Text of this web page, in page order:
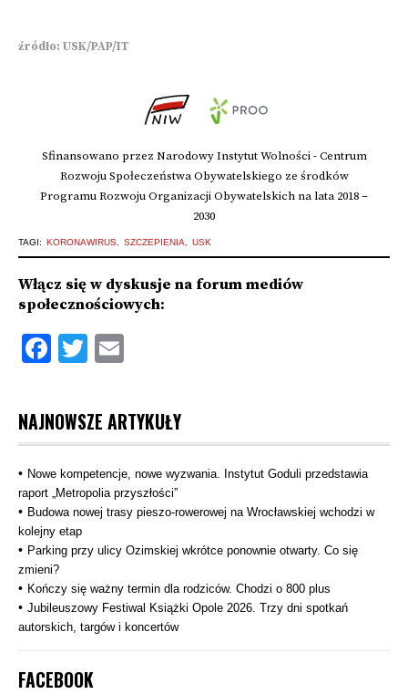
źródło: USK/PAP/IT
Sfinansowano przez Narodowy Instytut Wolności - Centrum
Rozwoju Społeczeństwa Obywatelskiego ze środków
Programu Rozwoju Organizacji Obywatelskich na lata 2018 –
2030
TAGI: KORONAWIRUS SZCZEPIENIA USK
Włącz się w dyskusje na forum mediów
społecznościowych:
Facebook
Twitter
NAJNOWSZE ARTYKUŁY
Nowe kompetencje, nowe wyzwania. Instytut Goduli przedstawia
raport „Metropolia przyszłości”
Budowa nowej trasy pieszo‑rowerowej na Wrocławskiej wchodzi w
kolejny etap
Parking przy ulicy Ozimskiej wkrótce ponownie otwarty. Co się
zmieni?
Kończy się ważny termin dla rodziców. Chodzi o 800 plus
Jubileuszowy Festiwal Książki Opole 2026. Trzy dni spotkań
autorskich, targów i koncertów
FACEBOOK